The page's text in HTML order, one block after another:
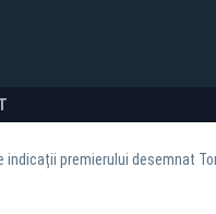
indicații premierului desemnat